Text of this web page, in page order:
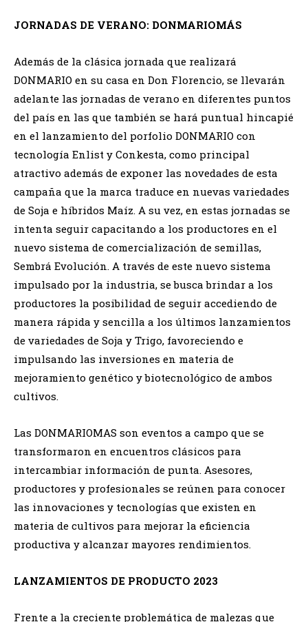
JORNADAS DE VERANO: DONMARIOMÁS
Además de la clásica jornada que realizará
DONMARIO en su casa en Don Florencio, se llevarán
adelante las jornadas de verano en diferentes puntos
del país en las que también se hará puntual hincapié
en el lanzamiento del porfolio DONMARIO con
tecnología Enlist y Conkesta, como principal
atractivo además de exponer las novedades de esta
campaña que la marca traduce en nuevas variedades
de Soja e híbridos Maíz. A su vez, en estas jornadas se
intenta seguir capacitando a los productores en el
nuevo sistema de comercialización de semillas,
Sembrá Evolución. A través de este nuevo sistema
impulsado por la industria, se busca brindar a los
productores la posibilidad de seguir accediendo de
manera rápida y sencilla a los últimos lanzamientos
de variedades de Soja y Trigo, favoreciendo e
impulsando las inversiones en materia de
mejoramiento genético y biotecnológico de ambos
cultivos.
Las DONMARIOMAS son eventos a campo que se
transformaron en encuentros clásicos para
intercambiar información de punta. Asesores,
productores y profesionales se reúnen para conocer
las innovaciones y tecnologías que existen en
materia de cultivos para mejorar la eficiencia
productiva y alcanzar mayores rendimientos.
LANZAMIENTOS DE PRODUCTO 2023
Frente a la creciente problemática de malezas que